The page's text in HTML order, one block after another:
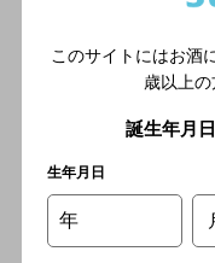
このサイトにはお酒
歳以上の
誕生年月
生年月日
年